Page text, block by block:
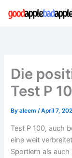
Die
Test P
Byaleem/April 7,
Test P 100, auch
eine weit
Sportlern als